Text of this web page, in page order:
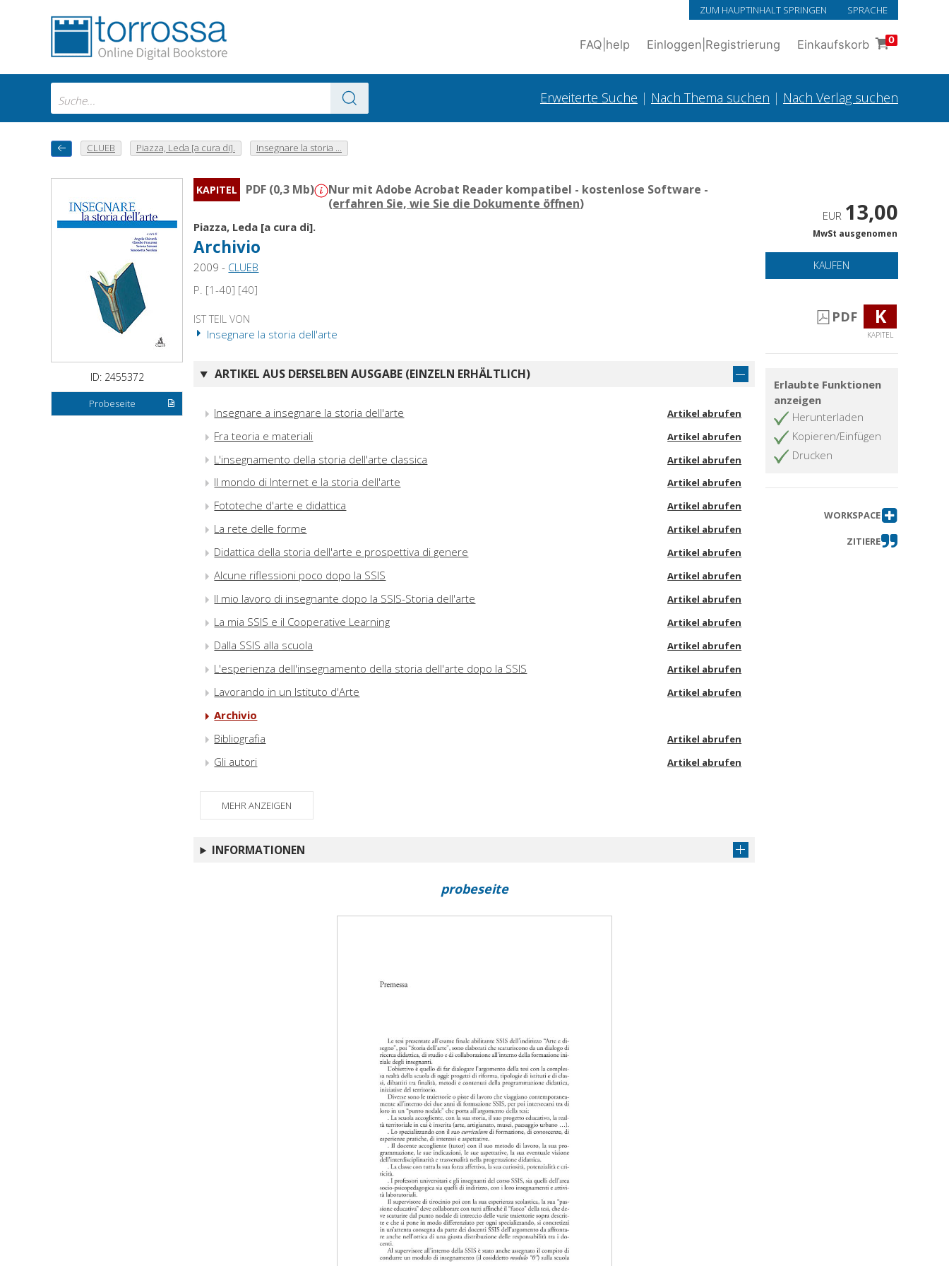
ZUM HAUPTINHALT SPRINGEN SPRACHE
FAQ help Einloggen Registrierung Einkaufskorb 0
Erweiterte Suche | Nach Thema suchen | Nach Verlag suchen
CLUEB Piazza, Leda [a cura di]. Insegnare la storia ...
ID: 2455372
Probeseite
KAPITEL PDF (0,3 Mb)
Nur mit Adobe Acrobat Reader kompatibel - kostenlose Software -
(erfahren Sie, wie Sie die Dokumente öffnen)
Piazza, Leda [a cura di].
Archivio
2009 - CLUEB
P. [1-40] [40]
IST TEIL VON
Insegnare la storia dell'arte
ARTIKEL AUS DERSELBEN AUSGABE (EINZELN ERHÄLTLICH)
Insegnare a insegnare la storia dell'arte Artikel abrufen
Fra teoria e materiali Artikel abrufen
L'insegnamento della storia dell'arte classica Artikel abrufen
Il mondo di Internet e la storia dell'arte Artikel abrufen
Fototeche d'arte e didattica Artikel abrufen
La rete delle forme Artikel abrufen
Didattica della storia dell'arte e prospettiva di genere Artikel abrufen
Alcune riflessioni poco dopo la SSIS Artikel abrufen
Il mio lavoro di insegnante dopo la SSIS-Storia dell'arte Artikel abrufen
La mia SSIS e il Cooperative Learning Artikel abrufen
Dalla SSIS alla scuola Artikel abrufen
L'esperienza dell'insegnamento della storia dell'arte dopo la SSIS Artikel abrufen
Lavorando in un Istituto d'Arte Artikel abrufen
Archivio
Bibliografia
Artikel abrufen
Gli autori Artikel abrufen
MEHR ANZEIGEN
INFORMATIONEN
EUR 13,00
MwSt ausgenomen
KAUFEN
PDF K
KAPITEL
Erlaubte Funktionen
anzeigen
Herunterladen
Kopieren/Einfügen
Drucken
WORKSPACE
ZITIERE
probeseite